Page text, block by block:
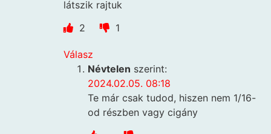
látszik rajtuk
2
1
Válasz
Névtelen szerint:
2024.02.05. 08:18
Te már csak tudod, hiszen nem 1/16-
od részben vagy cigány